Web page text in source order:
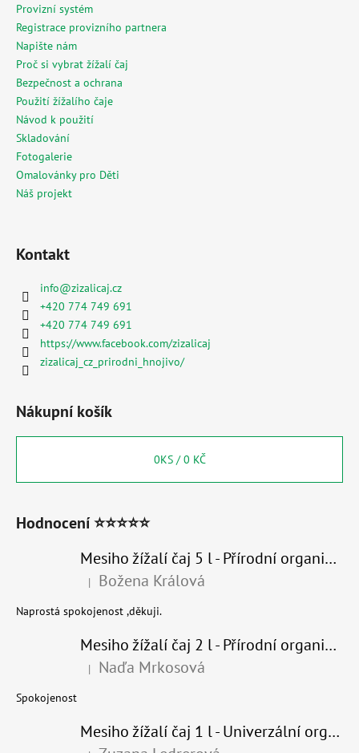
Provizní systém
Registrace provizního partnera
Napište nám
Proč si vybrat žížalí čaj
Bezpečnost a ochrana
Použití žížalího čaje
Návod k použití
Skladování
Fotogalerie
Omalovánky pro Děti
Náš projekt
Kontakt
info@zizalicaj.cz
+420 774 749 691
+420 774 749 691
https://www.facebook.com/zizalicaj
zizalicaj_cz_prirodni_hnojivo/
Nákupní košík
0KS /0 KČ
Hodnocení ⭐⭐⭐⭐⭐
Mesiho žížalí čaj 5 l - Přírodní organické hnojivo 100% nature
Hodnocení produktu je 5 z 5 hvězdiček.
| Božena Králová
Naprostá spokojenost ,děkuji.
Mesiho žížalí čaj 2 l - Přírodní organické hnojivo 100% nature - recyklovaný obal
Hodnocení produktu je 5 z 5 hvězdiček.
| Naďa Mrkosová
Spokojenost
Mesiho žížalí čaj 1 l - Univerzální organické hnojivo